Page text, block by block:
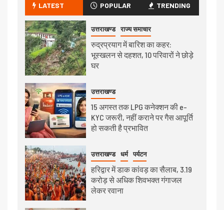
LATEST POPULAR TRENDING
उत्तराखण्ड राज्य समाचार
रुद्रप्रयाग में बारिश का कहर:
भूस्खलन से दहशत, 10 परिवारों ने छोड़े
घर
उत्तराखण्ड
15 अगस्त तक LPG कनेक्शन की e-
KYC जरूरी, नहीं कराने पर गैस आपूर्ति
हो सकती है प्रभावित
उत्तराखण्ड धर्म पर्यटन
हरिद्वार में डाक कांवड़ का सैलाब, 3.19
करोड़ से अधिक शिवभक्त गंगाजल
लेकर रवाना